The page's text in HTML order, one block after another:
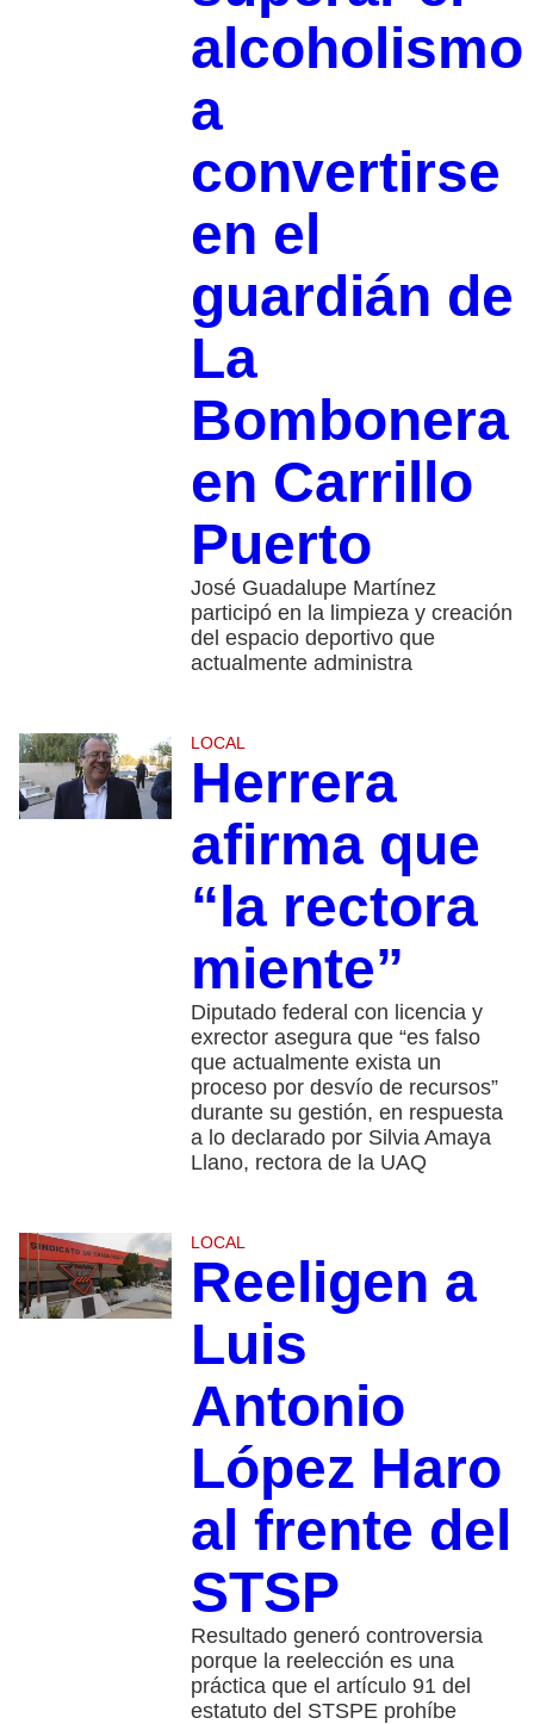
alcoholismo
a
convertirse
en el
guardián de
La
Bombonera
en Carrillo
Puerto
José Guadalupe Martínez
participó en la limpieza y creación
del espacio deportivo que
actualmente administra
LOCAL
Herrera
afirma que
“la rectora
miente”
Diputado federal con licencia y
exrector asegura que “es falso
que actualmente exista un
proceso por desvío de recursos”
durante su gestión, en respuesta
a lo declarado por Silvia Amaya
Llano, rectora de la UAQ
LOCAL
Reeligen a
Luis
Antonio
López Haro
al frente del
STSP
Resultado generó controversia
porque la reelección es una
práctica que el artículo 91 del
estatuto del STSPE prohíbe